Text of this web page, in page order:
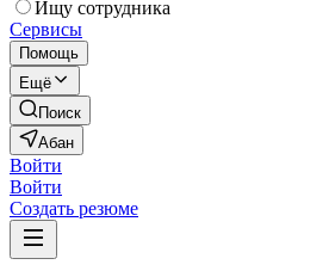
Ищу сотрудника
Сервисы
Помощь
Ещё
Поиск
Абан
Войти
Войти
Создать резюме